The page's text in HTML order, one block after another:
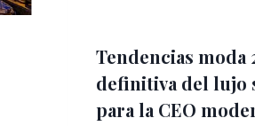
Tendencias moda
definitiva del lujo
para la CEO